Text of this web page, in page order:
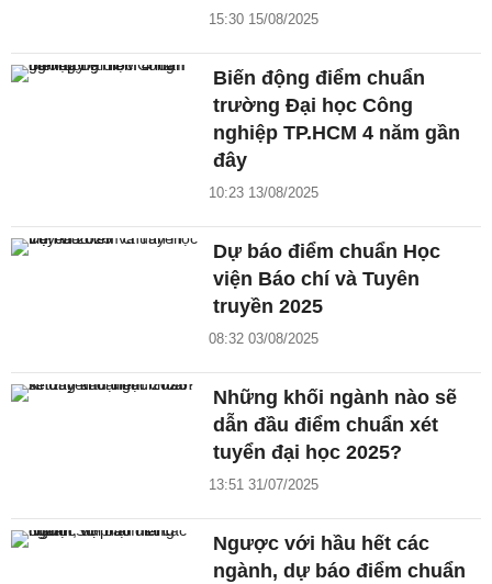
15:30 15/08/2025
Biến động điểm chuẩn
trường Đại học Công
nghiệp TP.HCM 4 năm gần
đây
10:23 13/08/2025
Dự báo điểm chuẩn Học
viện Báo chí và Tuyên
truyền 2025
08:32 03/08/2025
Những khối ngành nào sẽ
dẫn đầu điểm chuẩn xét
tuyển đại học 2025?
13:51 31/07/2025
Ngược với hầu hết các
ngành, dự báo điểm chuẩn